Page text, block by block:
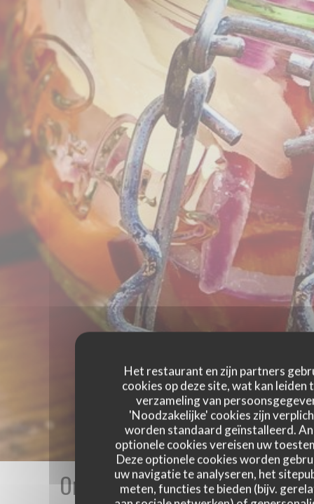
Het restaurant en zijn partners
cookies op deze site, wat kan leiden
verzameling van
'Noodzakelijke' cookies zijn
worden standaard geïnstalleerd.
optionele cookies vereisen uw
Deze optionele cookies worden
uw navigatie te analyseren, het
meten, functies te bieden (bijv.
Onze gastbeoordelingen